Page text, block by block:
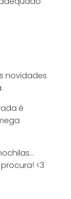
novidades
é
<3